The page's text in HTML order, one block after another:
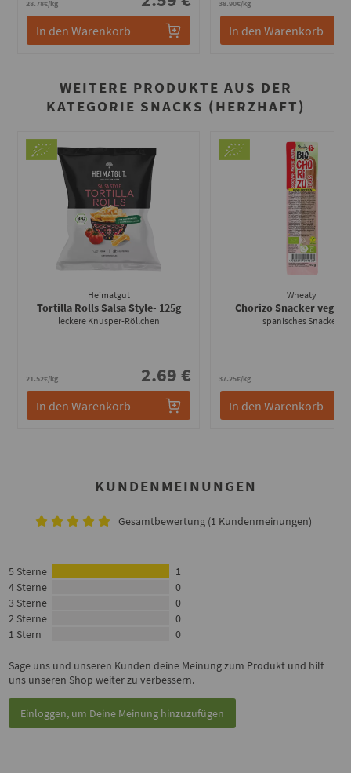
28.78€/kg
In den Warenkorb
38.90€/kg
In den Warenkorb
WEITERE PRODUKTE AUS DER
KATEGORIE SNACKS (HERZHAFT)
Heimatgut
Tortilla Rolls Salsa Style- 125g
leckere Knusper-Röllchen
21.52€/kg 2.69 €
In den Warenkorb
Wheaty
Chorizo Snacker vegan
spanisches Snacken
37.25€/kg
In den Warenkorb
KUNDENMEINUNGEN
Gesamtbewertung (1 Kundenmeinungen)
5 Sterne
1
4 Sterne
0
3 Sterne
0
2 Sterne
0
1 Stern
0
Sage uns und unseren Kunden deine Meinung zum Produkt und hilf
uns unseren Shop weiter zu verbessern.
Einloggen, um Deine Meinung hinzuzufügen